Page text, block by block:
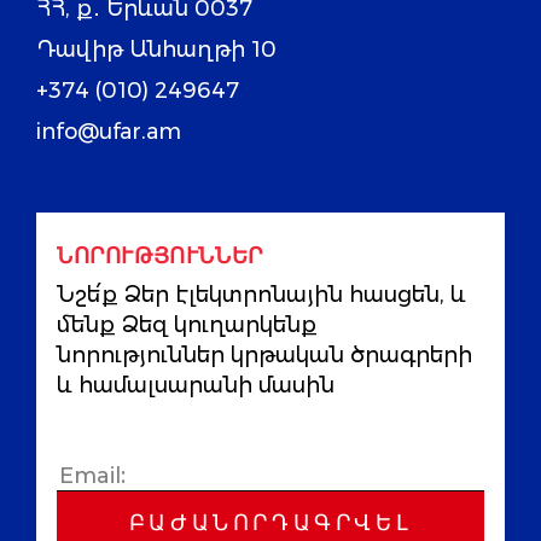
ՀՀ, ք․ Երևան 0037
Դավիթ Անհաղթի 10
+374 (010) 249647
info@ufar.am
ՆՈՐՈՒԹՅՈՒՆՆԵՐ
Նշե՛ք Ձեր էլեկտրոնային հասցեն, և
մենք Ձեզ կուղարկենք
նորություններ կրթական ծրագրերի
և համալսարանի մասին
ԲԱԺԱՆՈՐԴԱԳՐՎԵԼ